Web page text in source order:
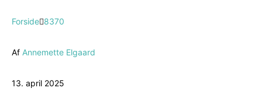
Forside 8370
Af Annemette Elgaard
13. april 2025